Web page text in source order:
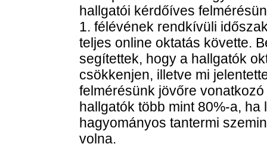
hallgatói kérdőíves
1. félévének rendkívüli
teljes online oktatás követte.
segítettek, hogy a hallgatók
csökkenjen, illetve mi
felmérésünk jövőre
hallgatók több mint 80%-a,
hagyományos tantermi
volna.